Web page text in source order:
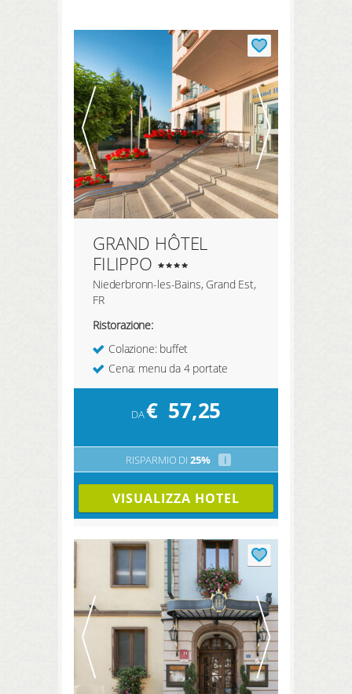
prodotti
hotel preferiti
LOGIN
GRAND HÔTEL
FILIPPO
Niederbronn-les-Bains, Grand Est,
FR
Ristorazione:
Colazione: buffet
Cena: menu da 4 portate
DA€ 57,25
RISPARMIO DI 25% i
VISUALIZZA HOTEL